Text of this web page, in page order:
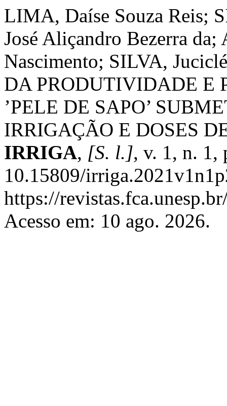
LIMA, Daíse Souza Reis;
José Aliçandro Bezerra
Nascimento; SILVA,
DA PRODUTIVIDADE E
’PELE DE SAPO’
IRRIGAÇÃO E DOSES
IRRIGA, [S. l.], v. 1, n. 1,
10.15809/
https://
Acesso em: 10 ago. 2026.